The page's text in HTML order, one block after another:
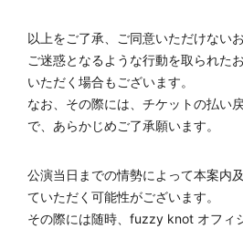
以上をご了承、ご同意いただけない
ご迷惑となるような行動を取られた
いただく場合もございます。
なお、その際には、チケットの払い
で、あらかじめご了承願います。
公演当日までの情勢によって本案内
ていただく可能性がございます。
その際には随時、fuzzy knot オフィ